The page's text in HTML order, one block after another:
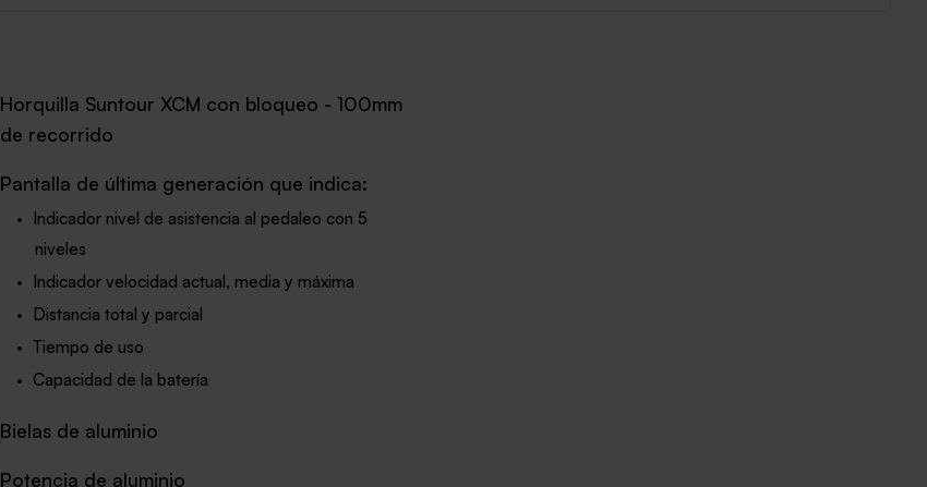
Horquilla Suntour XCM con bloqueo - 100mm
de recorrido
Pantalla de última generación que indica:
Indicador nivel de asistencia al pedaleo con 5
niveles
Indicador velocidad actual, media y máxima
Distancia total y parcial
Tiempo de uso
Capacidad de la batería
Bielas de aluminio
Potencia de aluminio